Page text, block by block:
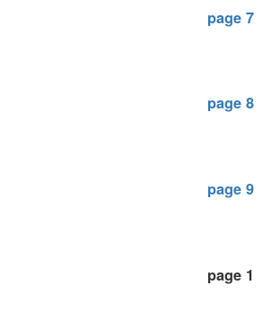
page 7
page 8
page 9
page 1